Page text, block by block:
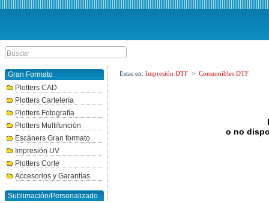
Gran Formato
Plotters CAD
Plotters Cartelería
Plotters Fotografía
Plotters Multifunción
Escáners Gran formato
Impresión UV
Plotters Corte
Accesorios y Garantías
Sublimación/Personalizado
Estas en: Impresión DTF > Consumibles DTF
o no